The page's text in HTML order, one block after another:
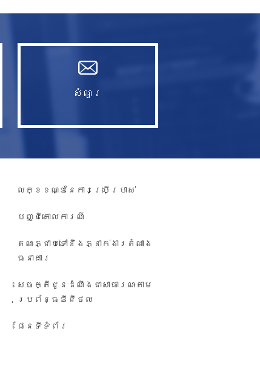
សំណួរ​
លក្ខខណ្ឌនៃការប្រើប្រាស់
បញ្ជី​គោលការណ៍
តណភ្ជាប់ទៅនឹងភ្នាក់ងារតំណាង
ធនាគារ
សេចក្តីជូនដំណឹង​ជា​សាធារណៈ​តាម​
ប្រព័ន្ធ​ឌីជីថល
ផែនទីទំព័រ